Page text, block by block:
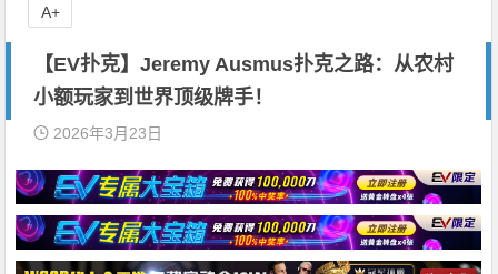
【EV扑克】Jeremy Ausmus扑克之路：从农村
小额玩家到世界顶级牌手！
2026年3月23日
A+